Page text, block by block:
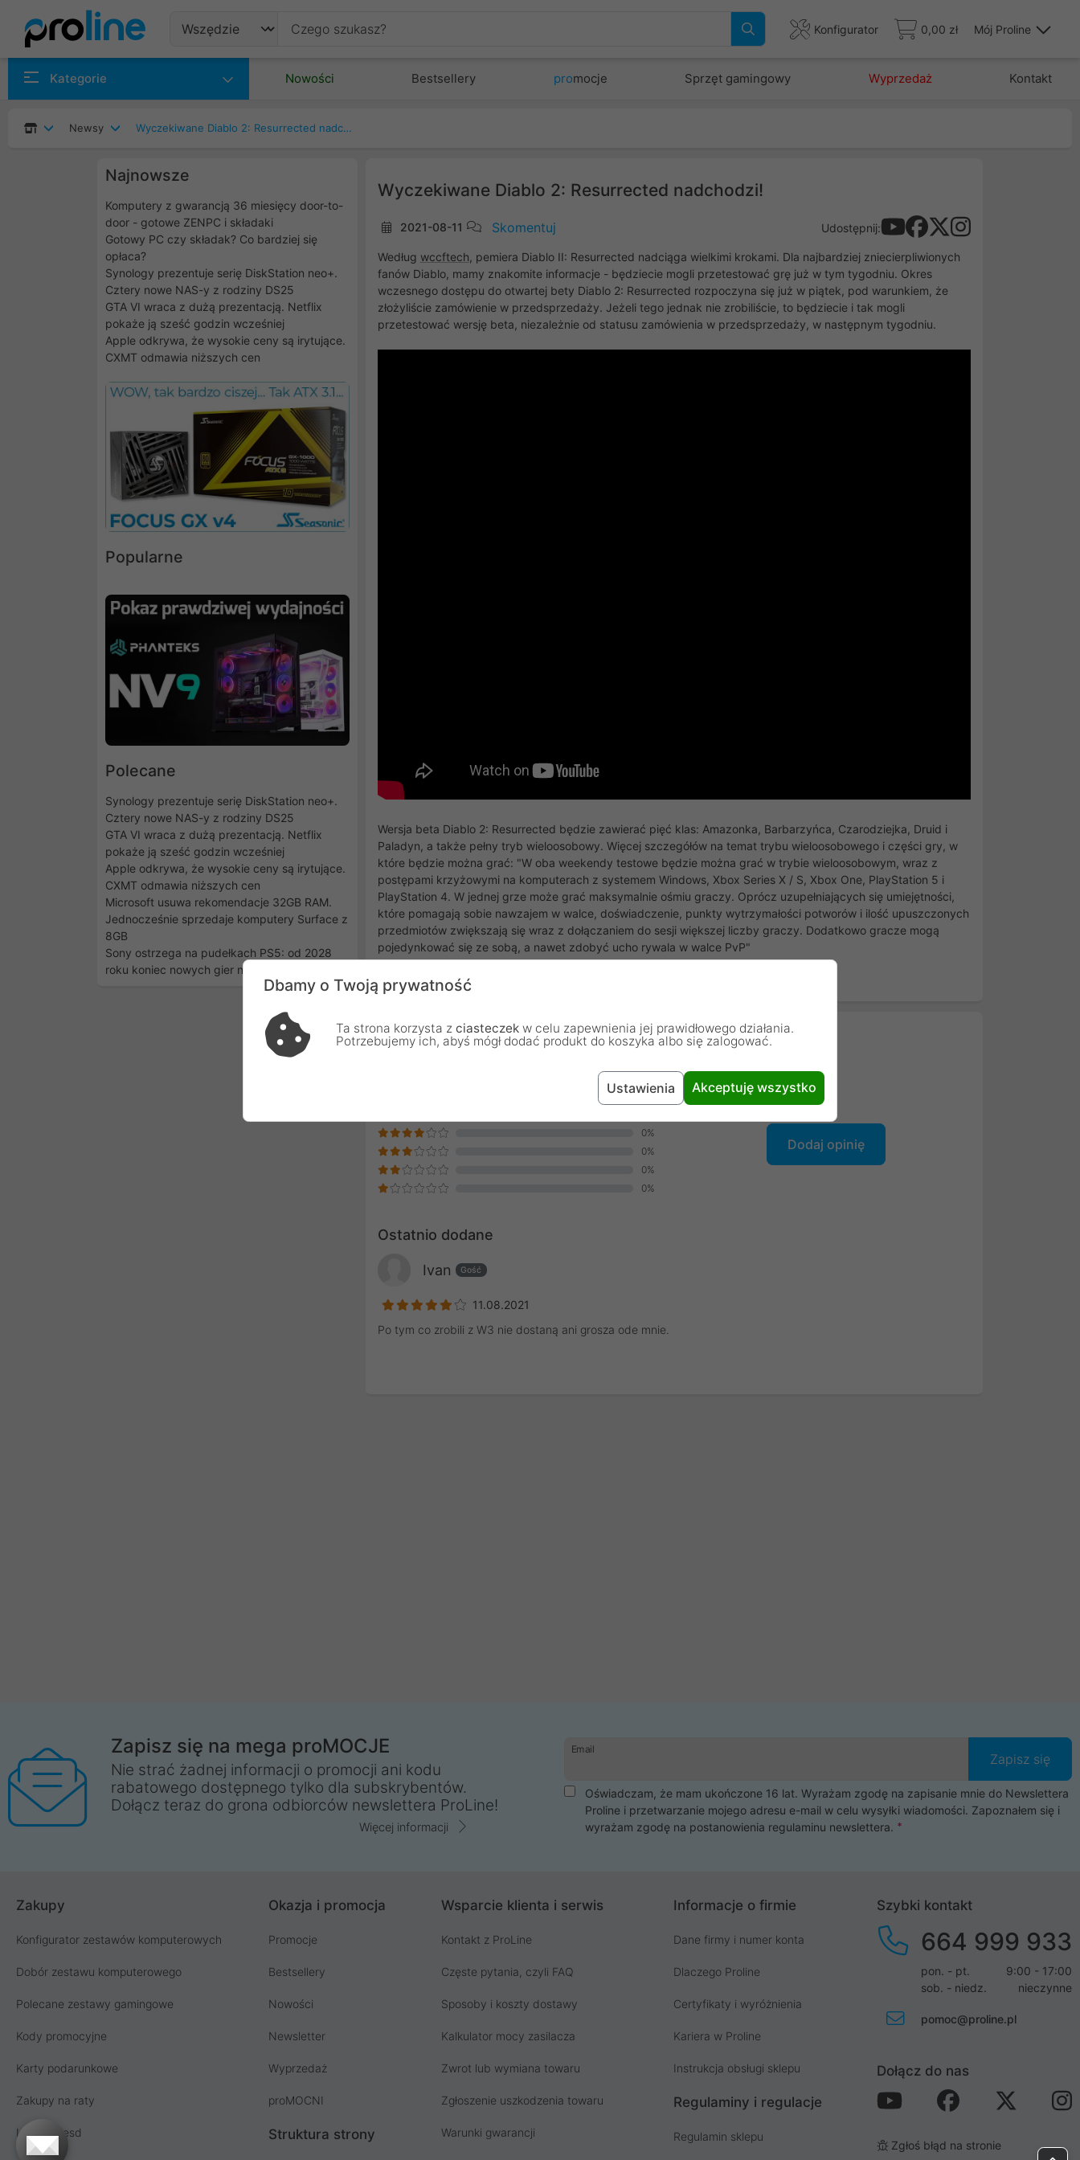
Konfigurator 0,00 zł Mój Proline
Kategorie Nowości Bestsellery promocje Sprzęt gamingowy Wyprzedaż Kontakt
Newsy Wyczekiwane Diablo 2: Resurrected nadchodzi!
Najnowsze
Komputery z gwarancją 36 miesięcy door-to-
door - gotowe ZENPC i składaki
Gotowy PC czy składak? Co bardziej się
opłaca?
Synology prezentuje serię DiskStation neo+.
Cztery nowe NAS-y z rodziny DS25
GTA VI wraca z dużą prezentacją. Netflix
pokaże ją sześć godzin wcześniej
Apple odkrywa, że wysokie ceny są irytujące.
CXMT odmawia niższych cen
Popularne
Polecane
Synology prezentuje serię DiskStation neo+.
Cztery nowe NAS-y z rodziny DS25
GTA VI wraca z dużą prezentacją. Netflix
pokaże ją sześć godzin wcześniej
Apple odkrywa, że wysokie ceny są irytujące.
CXMT odmawia niższych cen
Microsoft usuwa rekomendacje 32GB RAM.
Jednocześnie sprzedaje komputery Surface z
8GB
Sony ostrzega na pudełkach PS5: od 2028
roku koniec nowych gier na płytach
Wyczekiwane Diablo 2: Resurrected nadchodzi!
2021-08-11 Skomentuj Udostępnij:
Według wccftech, pemiera Diablo II: Resurrected nadciąga wielkimi krokami. Dla najbardziej zniecierpliwionych
fanów Diablo, mamy znakomite informacje - będziecie mogli przetestować grę już w tym tygodniu. Okres
wczesnego dostępu do otwartej bety Diablo 2: Resurrected rozpoczyna się już w piątek, pod warunkiem, że
złożyliście zamówienie w przedsprzedaży. Jeżeli tego jednak nie zrobiliście, to będziecie i tak mogli
przetestować wersję beta, niezależnie od statusu zamówienia w przedsprzedaży, w następnym tygodniu.
Wersja beta Diablo 2: Resurrected będzie zawierać pięć klas: Amazonka, Barbarzyńca, Czarodziejka, Druid i
Paladyn, a także pełny tryb wieloosobowy. Więcej szczegółów na temat trybu wieloosobowego i części gry, w
które będzie można grać: "W oba weekendy testowe będzie można grać w trybie wieloosobowym, wraz z
postępami krzyżowymi na komputerach z systemem Windows, Xbox Series X / S, Xbox One, PlayStation 5 i
PlayStation 4. W jednej grze może grać maksymalnie ośmiu graczy. Oprócz uzupełniających się umiejętności,
które pomagają sobie nawzajem w walce, doświadczenie, punkty wytrzymałości potworów i ilość upuszczonych
przedmiotów zwiększają się wraz z dołączaniem do sesji większej liczby graczy. Dodatkowo gracze mogą
pojedynkować się ze sobą, a nawet zdobyć ucho rywala w walce PvP"
Od piątku 13 sierpnia gracze z systemem Windows, Xbox Series X
Opinie Klientów
0%
0%
0%
0%
0%
Dodaj opinię
Ostatnio dodane
Ivan Gość
11.08.2021
Po tym co zrobili z W3 nie dostaną ani grosza ode mnie.
Zapisz się na mega proMOCJE
Nie strać żadnej informacji o promocji ani kodu
rabatowego dostępnego tylko dla subskrybentów.
Dołącz teraz do grona odbiorców newslettera ProLine!
Więcej informacji
Email
Zapisz się
Oświadczam, że mam ukończone 16 lat. Wyrażam zgodę na zapisanie mnie do Newslettera
Proline i przetwarzanie mojego adresu e-mail w celu wysyłki wiadomości. Zapoznałem się i
wyrażam zgodę na postanowienia regulaminu newslettera.
Zakupy
Konfigurator zestawów komputerowych
Dobór zestawu komputerowego
Polecane zestawy gamingowe
Kody promocyjne
Karty podarunkowe
Zakupy na raty
Licencja esd
Okazja i promocja
Promocje
Bestsellery
Nowości
Newsletter
Wyprzedaż
proMOCNI
Struktura strony
Wsparcie klienta i serwis
Kontakt z ProLine
Częste pytania, czyli FAQ
Sposoby i koszty dostawy
Kalkulator mocy zasilacza
Zwrot lub wymiana towaru
Zgłoszenie uszkodzenia towaru
Warunki gwarancji
Informacje o firmie
Dane firmy i numer konta
Dlaczego Proline
Certyfikaty i wyróżnienia
Kariera w Proline
Instrukcja obsługi sklepu
Regulaminy i regulacje
Regulamin sklepu
Szybki kontakt
664 999 933
pon. - pt.
9:00 - 17:00
sob. - niedz.
nieczynne
pomoc@proline.pl
Dołącz do nas
Zgłoś błąd na stronie
Dbamy o Twoją prywatność
Ta strona korzysta z ciasteczek w celu zapewnienia jej prawidłowego działania.
Potrzebujemy ich, abyś mógł dodać produkt do koszyka albo się zalogować.
Ustawienia Akceptuję wszystko